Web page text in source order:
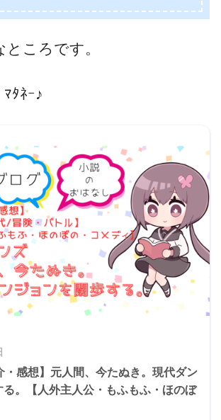
ころです。
ﾀﾈｰ♪
・感想】元人間、今たぬき。現代ダン
る。【人外主人公・もふもふ・ほのぼ